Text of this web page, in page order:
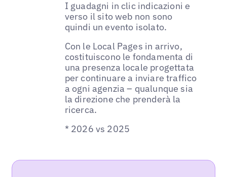
I guadagni in clic indicazioni e
verso il sito web non sono
quindi un evento isolato.
Con le Local Pages in arrivo,
costituiscono le fondamenta di
una presenza locale progettata
per continuare a inviare traffico
a ogni agenzia – qualunque sia
la direzione che prenderà la
ricerca.
* 2026 vs 2025